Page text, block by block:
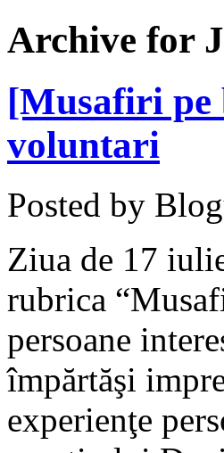
Archive for
[Musafiri pe
voluntari
Posted by
Ziua de 17
rubrica
persoane
împărtăşi
experienţe